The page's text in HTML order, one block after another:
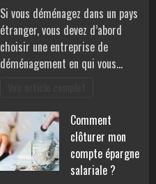
Si vous déménagez dans un pays
étranger, vous devez d’abord
choisir une entreprise de
déménagement en qui vous…
Comment
clôturer mon
compte épargne
salariale ?